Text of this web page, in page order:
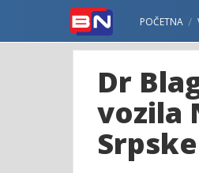
POČETNA
Dr
vozila
Srpske